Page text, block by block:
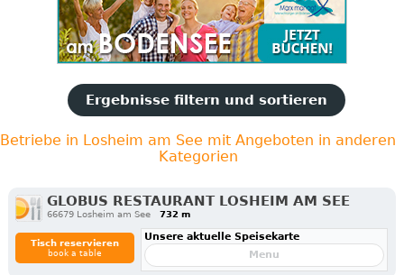
Ergebnisse filtern und sortieren
Betriebe in Losheim am See mit Angeboten in anderen
Kategorien
GLOBUS RESTAURANT LOSHEIM AM SEE
66679 Losheim am See 732 m
Tisch reservieren
book a table
Unsere aktuelle Speisekarte
Menu